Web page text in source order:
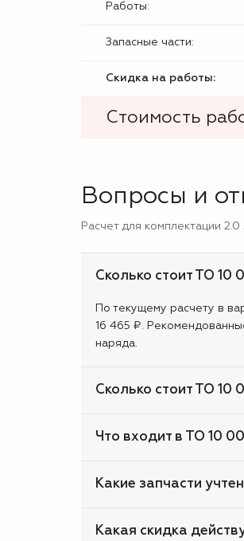
Работы:
Запасные части:
Скидка на работы:
Стоимость
Вопросы и
Расчет для комплектации
Сколько стоит ТО 10
По текущему расчету в
16 465 ₽.
наряда.
Сколько стоит ТО 10
Что входит в ТО 10
Какие запчасти
Какая скидка